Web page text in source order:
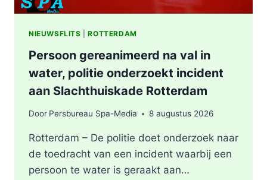
NIEUWSFLITS |ROTTERDAM
Persoon gereanimeerd na val in
water, politie onderzoekt incident
aan Slachthuiskade Rotterdam
Door Persbureau Spa-Media 8 augustus 2026
Rotterdam – De politie doet onderzoek naar
de toedracht van een incident waarbij een
persoon te water is geraakt aan…